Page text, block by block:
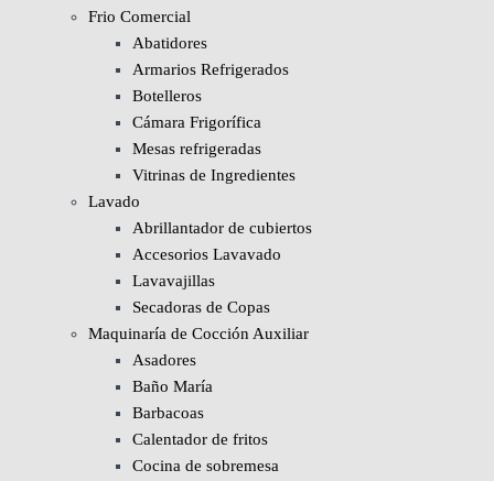
Frio Comercial
Abatidores
Armarios Refrigerados
Botelleros
Cámara Frigorífica
Mesas refrigeradas
Vitrinas de Ingredientes
Lavado
Abrillantador de cubiertos
Accesorios Lavavado
Lavavajillas
Secadoras de Copas
Maquinaría de Cocción Auxiliar
Asadores
Baño María
Barbacoas
Calentador de fritos
Cocina de sobremesa